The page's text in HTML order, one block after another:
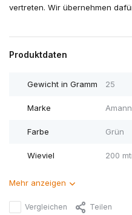
vertreten. Wir übernehmen
Produktdaten
Gewicht in Gramm 25
Marke
Farbe Grün
Wieviel 200
Mehr anzeigen
Vergleichen Teilen